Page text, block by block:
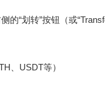
“划转”按钮（或
、USDT等）